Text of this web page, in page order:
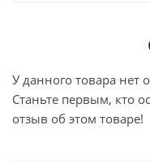
У данного товара нет
Станьте первым, кто
отзыв об этом товаре!